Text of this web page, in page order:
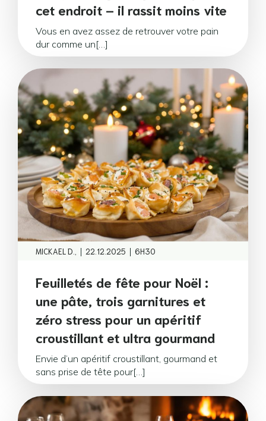
cet endroit – il rassit moins vite
Vous en avez assez de retrouver votre pain
dur comme un[…]
MICKAEL D., | 22.12.2025 | 6H30
Feuilletés de fête pour Noël :
une pâte, trois garnitures et
zéro stress pour un apéritif
croustillant et ultra gourmand
Envie d’un apéritif croustillant, gourmand et
sans prise de tête pour[…]